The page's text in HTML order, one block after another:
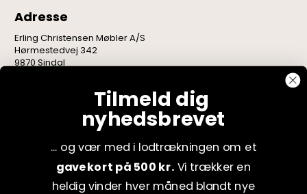
Adresse
Erling Christensen Møbler A/S
Hørmestedvej 342
9870 Sindal
Tilmeld dig
nyhedsbrevet
... og vær med i lodtrækningen om et
gavekort på 500 kr. Vi trækker en
heldig vinder hver måned blandt nye